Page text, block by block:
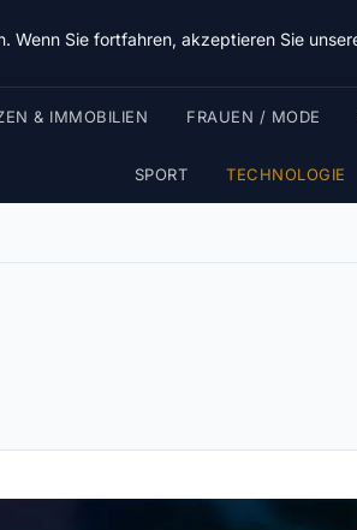
& IMMOBILIEN FRAUEN / MODE
SPORT TECHNOLOGIE
Wenn Sie fortfahren, akzeptieren Sie